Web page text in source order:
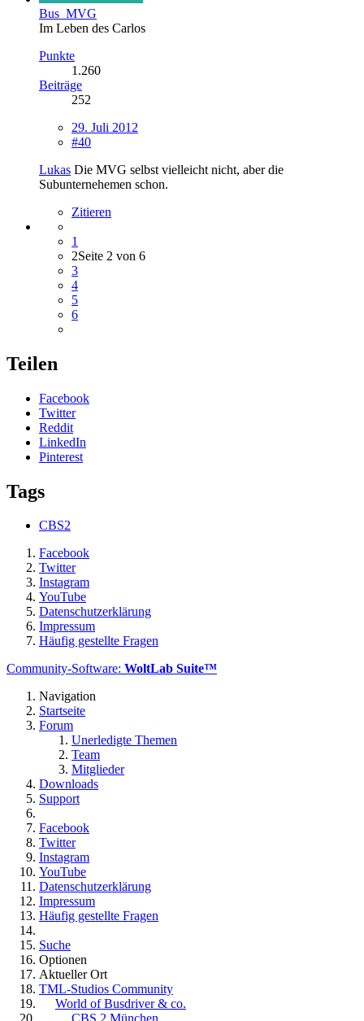
Bus_MVG
Im Leben des Carlos
Punkte
1.260
Beiträge
252
29. Juli 2012
#40
Lukas Die MVG selbst vielleicht nicht, aber die
Subunternehemen schon.
Zitieren
1
2Seite 2 von 6
3
4
5
6
Teilen
Facebook
Twitter
Reddit
LinkedIn
Pinterest
Tags
CBS2
Facebook
Twitter
Instagram
YouTube
Datenschutzerklärung
Impressum
Häufig gestellte Fragen
Community-Software: WoltLab Suite™
Navigation
Startseite
Forum
Unerledigte Themen
Team
Mitglieder
Downloads
Support
Facebook
Twitter
Instagram
YouTube
Datenschutzerklärung
Impressum
Häufig gestellte Fragen
Suche
Optionen
Aktueller Ort
TML-Studios Community
World of Busdriver & co.